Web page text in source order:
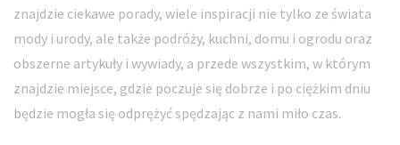
znajdzie ciekawe porady, wiele inspiracji nie tylko ze świata
mody i urody, ale także podróży, kuchni, domu i ogrodu oraz
obszerne artykuły i wywiady, a przede wszystkim, w którym
znajdzie miejsce, gdzie poczuje się dobrze i po ciężkim dniu
będzie mogła się odprężyć spędzając z nami miło czas.